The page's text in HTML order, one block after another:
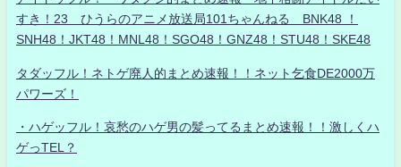
すき！23 ひうらのアニメ放送局101ちゃんねる BNK48 ！
SNH48！JKT48！MNL48！SGO48！GNZ48！STU48！SKE48
タダッフル！ネトゲ廃人的まとめ速報！！ネット乞食DE2000万
パワーズ！
・ハゲッフル！哀愁のハゲ男の髪ってるまとめ速報！！激しくハ
ゲっTEL？